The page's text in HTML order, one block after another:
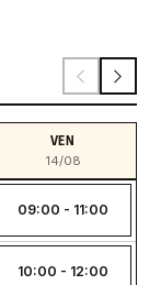
VEN
14/08
09:00 - 11:00
10:00 - 12:00